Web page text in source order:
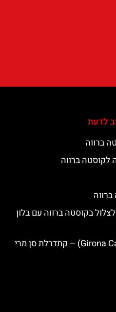
לדעת
ברווה
לקוסטה ברווה
בקוסטה ברווה עם בלון
קתדרלת גירונה (Girona Cathedral) – קתדרלת סן מרי